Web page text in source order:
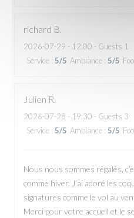
richard B
2026-07-29 - 12:00 - Guests 1
Service : 5/5 Ambiance : 5/5
Julien R
2026-07-28 - 19:30 - Guests 3
Service : 5/5 Ambiance : 5/5
Nous nous sommes régalés,
comme hiver. J’ai adoré les
signatures comme le vol au
Merci pour votre accueil et le